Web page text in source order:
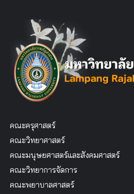
คณะครุศาสตร์
คณะวิทยาศาสตร์
คณะมนุษยศาสตร์และสังคมศาสตร์
คณะวิทยาการจัดการ
คณะพยาบาลศาสตร์